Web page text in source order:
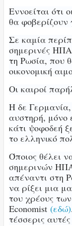
Εννοείται
θα φοβερίζουν
Σε καμία
σημερινές
τη Ρωσία, που
οικονομική
Οι καιροί
Η δε Γερμανία,
αυστηρή, μόνο
κάτι ψοφοδεή
το ελληνικό
Όποιος θέλει
σημερινών
απέναντι στη
να ρίξει μια
του χρέους
Economist (εδώ)
τέσσερις